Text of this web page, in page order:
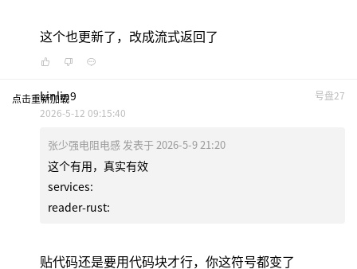
这个也更新了，改成流式返回了
点击重新加载 号盘27
Linlin9
2026-5-12 09:15:40
张少强电阻电感 发表于 2026-5-9 21:20
这个有用，真实有效
services:
reader-rust:
贴代码还是要用代码块才行，你这符号都变了